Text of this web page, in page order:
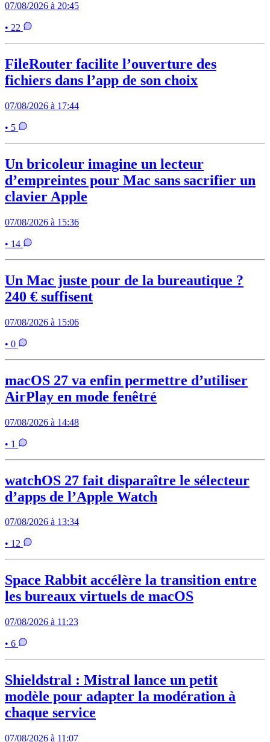
07/08/2026 à 20:45
• 22
FileRouter facilite l’ouverture des
fichiers dans l’app de son choix
07/08/2026 à 17:44
• 5
Un bricoleur imagine un lecteur
d’empreintes pour Mac sans sacrifier un
clavier Apple
07/08/2026 à 15:36
• 14
Un Mac juste pour de la bureautique ?
240 € suffisent
07/08/2026 à 15:06
• 0
macOS 27 va enfin permettre d’utiliser
AirPlay en mode fenêtré
07/08/2026 à 14:48
• 1
watchOS 27 fait disparaître le sélecteur
d’apps de l’Apple Watch
07/08/2026 à 13:34
• 12
Space Rabbit accélère la transition entre
les bureaux virtuels de macOS
07/08/2026 à 11:23
• 6
Shieldstral : Mistral lance un petit
modèle pour adapter la modération à
chaque service
07/08/2026 à 11:07